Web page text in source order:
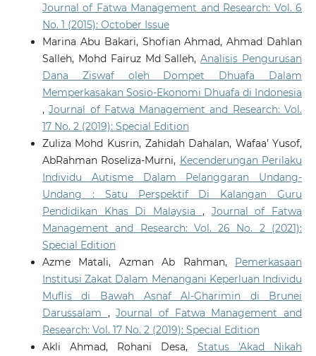
Journal of Fatwa Management and Research: Vol. 6
No. 1 (2015): October Issue
Marina Abu Bakari, Shofian Ahmad, Ahmad Dahlan
Salleh, Mohd Fairuz Md Salleh,Analisis Pengurusan
Dana Ziswaf oleh Dompet Dhuafa Dalam
Memperkasakan Sosio-Ekonomi Dhuafa di Indonesia
,Journal of Fatwa Management and Research: Vol.
17 No. 2 (2019): Special Edition
Zuliza Mohd Kusrin, Zahidah Dahalan, Wafaa’ Yusof,
AbRahman Roseliza-Murni, Kecenderungan Perilaku
Individu Autisme Dalam Pelanggaran Undang-
Undang : Satu Perspektif Di Kalangan Guru
Pendidikan Khas Di Malaysia , Journal of Fatwa
Management and Research: Vol. 26 No. 2 (2021):
Special Edition
Azme Matali, Azman Ab Rahman, Pemerkasaan
Institusi Zakat Dalam Menangani Keperluan Individu
Muflis di Bawah Asnaf Al-Gharimin di Brunei
Darussalam ,Journal of Fatwa Management and
Research: Vol. 17 No. 2 (2019): Special Edition
Akli Ahmad, Rohani Desa, Status 'Akad Nikah